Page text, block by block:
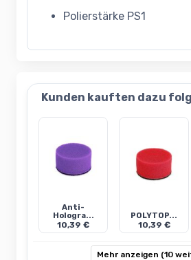
Polierstärke PS1
Kunden kauften dazu
Anti-
Hologra...
10,39 €
POLYTOP...
10,39 €
Mehr anzeigen (10